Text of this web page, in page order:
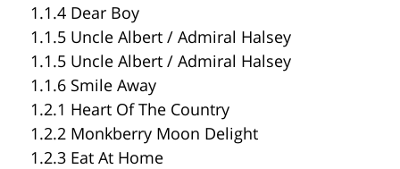
1.1.4 Dear Boy
1.1.5 Uncle Albert / Admiral Halsey
1.1.5 Uncle Albert / Admiral Halsey
1.1.6 Smile Away
1.2.1 Heart Of The Country
1.2.2 Monkberry Moon Delight
1.2.3 Eat At Home